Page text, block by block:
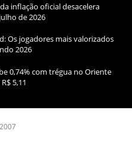
inflação oficial desacelera
de 2026
Os jogadores mais valorizados
2026
0,74% com trégua no Oriente
5,11